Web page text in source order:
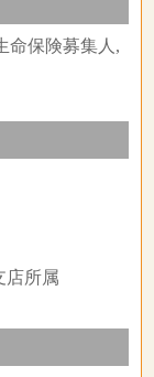
命保険募集人,
店所属